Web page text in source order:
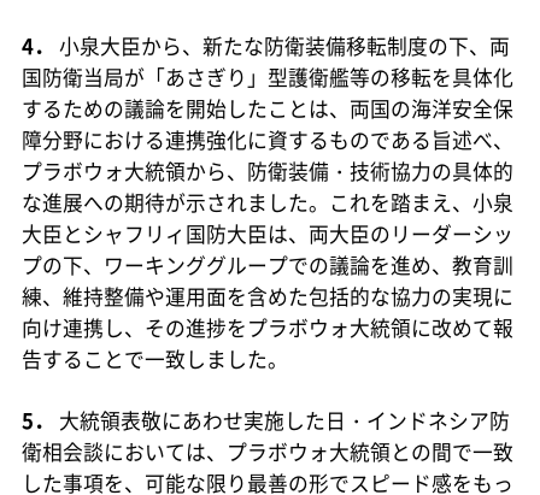
4． 小泉大臣から、新たな防衛装備移転制度の下、両
国防衛当局が「あさぎり」型護衛艦等の移転を具体化
するための議論を開始したことは、両国の海洋安全保
障分野における連携強化に資するものである旨述べ、
プラボウォ大統領から、防衛装備・技術協力の具体的
な進展への期待が示されました。これを踏まえ、小泉
大臣とシャフリィ国防大臣は、両大臣のリーダーシッ
プの下、ワーキンググループでの議論を進め、教育訓
練、維持整備や運用面を含めた包括的な協力の実現に
向け連携し、その進捗をプラボウォ大統領に改めて報
告することで一致しました。
5． 大統領表敬にあわせ実施した日・インドネシア防
衛相会談においては、プラボウォ大統領との間で一致
した事項を、可能な限り最善の形でスピード感をもっ